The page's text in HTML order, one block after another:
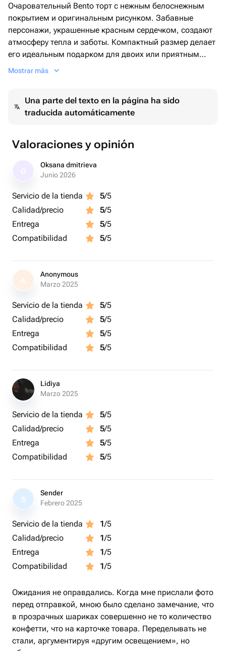
Очаровательный Bento торт с нежным белоснежным
покрытием и оригинальным рисунком. Забавные
персонажи, украшенные красным сердечком, создают
атмосферу тепла и заботы. Компактный размер делает
его идеальным подарком для двоих или приятным
дополнением к уютному вечеру.
Mostrar más
Una parte del texto en la página ha sido
traducida automáticamente
Valoraciones y opinión
Oksana dmitrieva
Junio 2026
Servicio de la tienda 5/5
Calidad/precio
5/5
Entrega
5/5
Compatibilidad
5/5
A
Anonymous
Marzo 2025
Servicio de la tienda 5/5
Calidad/precio
5/5
Entrega
5/5
Compatibilidad
5/5
Lidiya
Marzo 2025
Servicio de la tienda 5/5
Calidad/precio
5/5
Entrega
5/5
Compatibilidad
5/5
S
Sender
Febrero 2025
Servicio de la tienda 1/5
Calidad/precio
1/5
Entrega
1/5
Compatibilidad
1/5
Ожидания не оправдались. Когда мне прислали фото
перед отправкой, мною было сделано замечание, что
в прозрачных шариках совершенно не то количество
конфетти, что на карточке товара. Переделывать не
стали, аргументируя «другим освещением», но